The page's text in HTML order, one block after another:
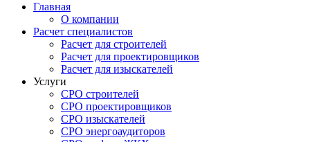
Главная
О компании
Расчет специалистов
Расчет для строителей
Расчет для проектировщиков
Расчет для изыскателей
Услуги
СРО строителей
СРО проектировщиков
СРО изыскателей
СРО энергоаудиторов